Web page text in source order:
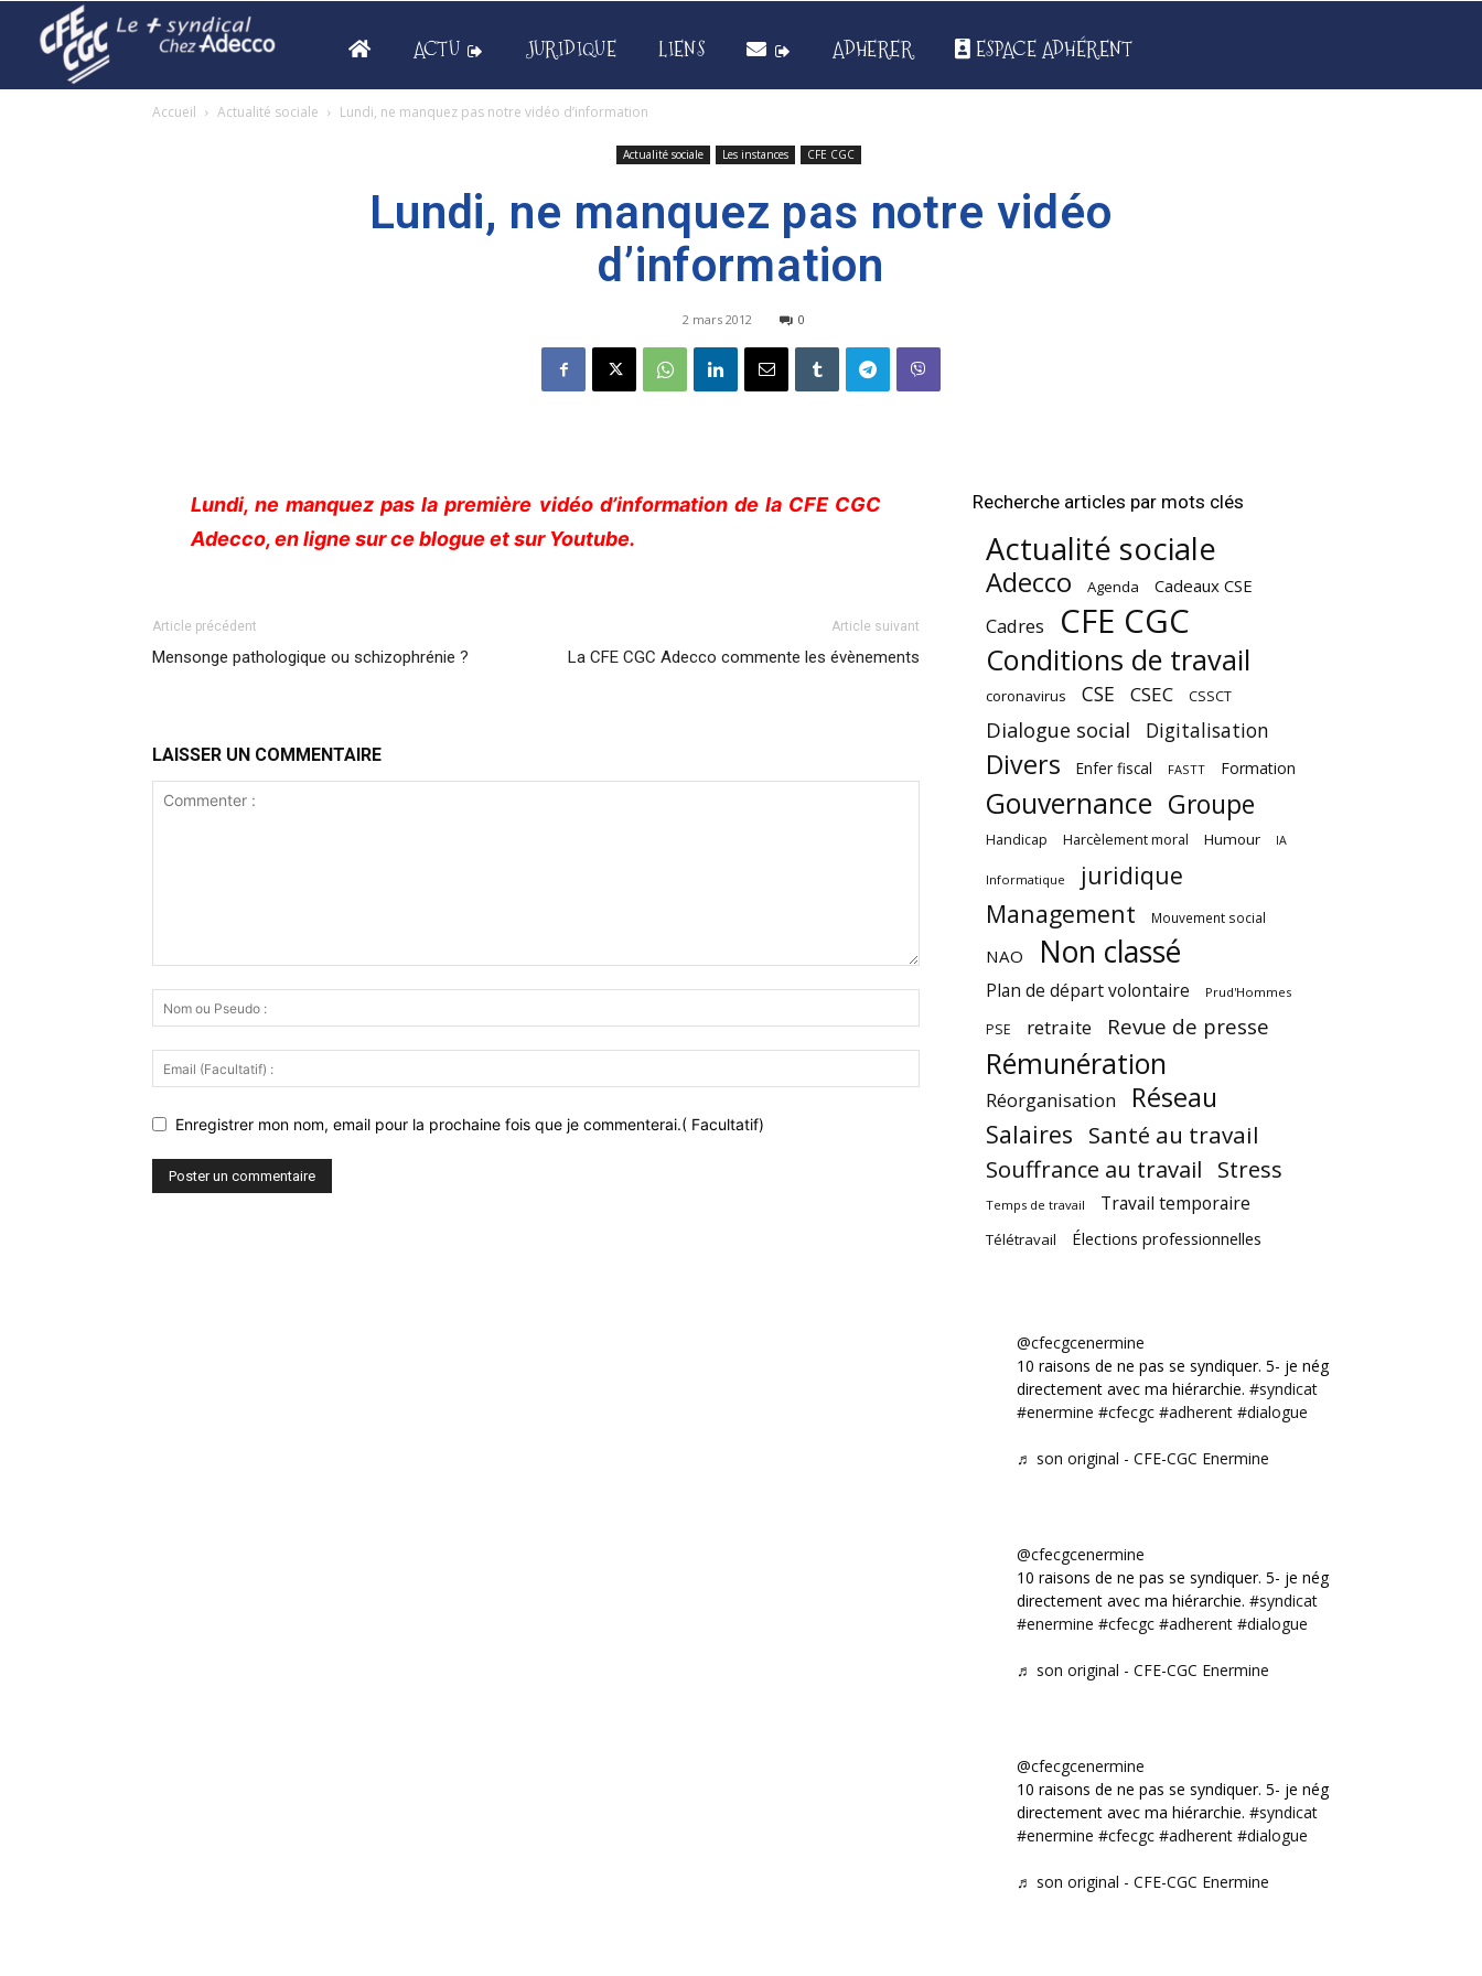
ACTU JURIDIQUE LIENS ADHERER ESPACE ADHÉRENT
Accueil Actualité sociale Lundi, ne manquez pas notre vidéo d’information
Actualité sociale Les instances CFE CGC
Lundi, ne manquez pas notre vidéo
d’information
2 mars 2012 0
Lundi, ne manquez pas la première vidéo d’information de la CFE CGC
Adecco, en ligne sur ce blogue et sur Youtube.
Article précédent
Mensonge pathologique ou schizophrénie ?
Article suivant
La CFE CGC Adecco commente les évènements
LAISSER UN COMMENTAIRE
Enregistrer mon nom, email pour la prochaine fois que je commenterai.( Facultatif)
Recherche articles par mots clés
Actualité sociale
Adecco Agenda Cadeaux CSE
Cadres CFE CGC
Conditions de travail
coronavirus CSE CSEC CSSCT
Dialogue social Digitalisation
Divers Enfer fiscal FASTT Formation
Gouvernance Groupe
Handicap Harcèlement moral Humour IA
Informatique
juridique
Management
Mouvement social
NAO Non classé
Plan de départ volontaire Prud'Hommes
PSE retraite Revue de presse
Rémunération
Réorganisation Réseau
Salaires Santé au travail
Souffrance au travail Stress
Temps de travail Travail temporaire
Télétravail Élections professionnelles
@cfecgcenermine
10 raisons de ne pas se syndiquer. 5- je négocie
directement avec ma hiérarchie. #syndicat
#enermine #cfecgc #adherent #dialogue
♬ son original - CFE-CGC Enermine
@cfecgcenermine
10 raisons de ne pas se syndiquer. 5- je négocie
directement avec ma hiérarchie. #syndicat
#enermine #cfecgc #adherent #dialogue
♬ son original - CFE-CGC Enermine
@cfecgcenermine
10 raisons de ne pas se syndiquer. 5- je négocie
directement avec ma hiérarchie. #syndicat
#enermine #cfecgc #adherent #dialogue
♬ son original - CFE-CGC Enermine